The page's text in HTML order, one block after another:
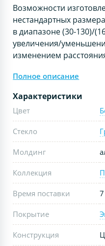
Возможности
нестандартных
в диапазоне (30-130)/
увеличения/
изменением
Полное описание
Характеристики
Цвет
Стекло
Молдинг
Коллекция
Время поставки 7
Покрытие
Конструкция